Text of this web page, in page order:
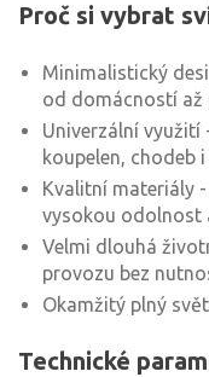
Proč si vybrat
Minimalistický
od domácností
Univerzální
koupelen, chodeb
Kvalitní materiály
vysokou odolnost
Velmi dlouhá
provozu bez
Okamžitý plný
Technické